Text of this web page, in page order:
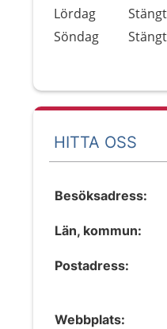
Lördag
Stängt
Söndag
Stängt
HITTA OSS
Besöksadress:
Län, kommun:
Postadress:
Webbplats: